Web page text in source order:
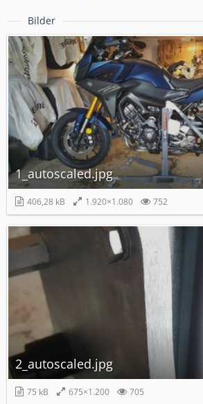
Bilder
1_autoscaled.jpg
406,28 kB 1.920×1.080 752
2_autoscaled.jpg
75 kB 675×1.200 705